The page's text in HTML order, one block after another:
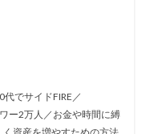
でサイドFIRE／
ー2万人／お金や時間に縛